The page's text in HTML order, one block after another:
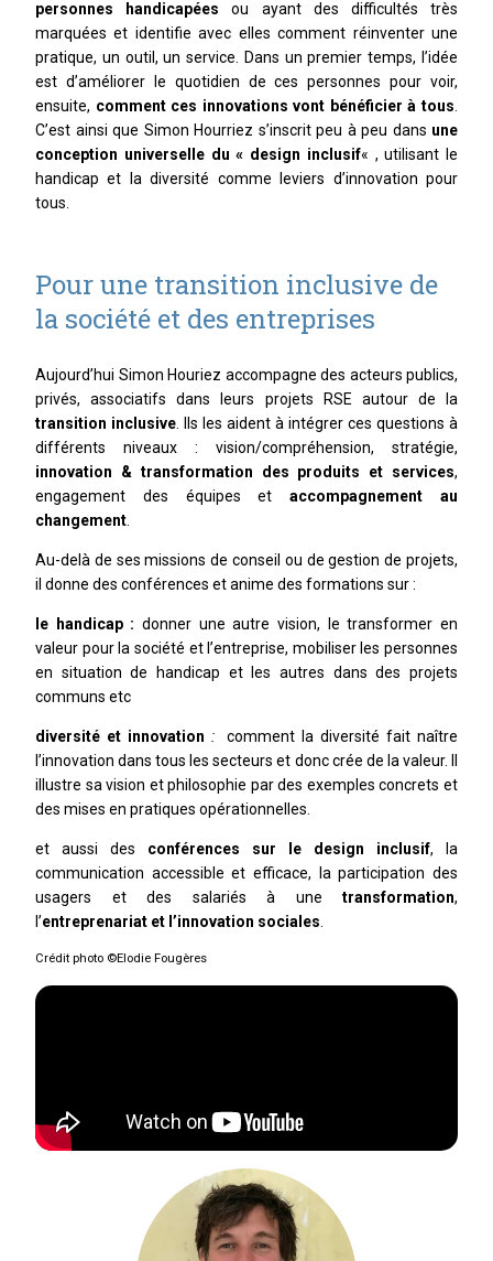
personnes handicapées ou ayant des difficultés très
marquées et identifie avec elles comment réinventer une
pratique, un outil, un service. Dans un premier temps, l’idée
est d’améliorer le quotidien de ces personnes pour voir,
ensuite, comment ces innovations vont bénéficier à tous
C’est ainsi que Simon Hourriez s’inscrit peu à peu dans une
conception universelle du « design inclusif« , utilisant le
handicap et la diversité comme leviers d’innovation pour
tous.
Pour une transition inclusive de
la société et des entreprises
Aujourd’hui Simon Houriez accompagne des acteurs publics,
privés, associatifs dans leurs projets RSE autour de la
transition inclusive . Ils les aident à intégrer ces questions à
différents niveaux : vision/compréhension, stratégie,
innovation & transformation des produits et services,
engagement des équipes etaccompagnement au
changement
Au-delà de ses missions de conseil ou de gestion de projets,
il donne des conférences et anime des formations sur :
le handicap : donner une autre vision, le transformer en
valeur pour la société et l’entreprise, mobiliser les personnes
en situation de handicap et les autres dans des projets
communs etc
diversité et innovation :comment la diversité fait naître
l’innovation dans tous les secteurs et donc crée de la valeur. Il
illustre sa vision et philosophie par des exemples concrets et
des mises en pratiques opérationnelles.
et aussi des conférences sur le design inclusif, la
communication accessible et efficace, la participation des
usagers et des salariés à une transformation,
l’entreprenariat et l’innovation sociales
Crédit photo ©Elodie Fougères